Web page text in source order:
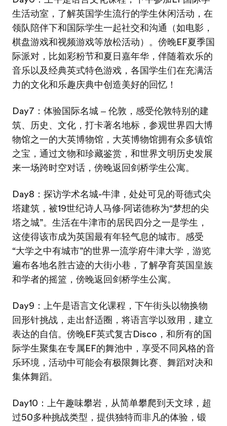
生活动室，了解英国学生流行的学生休闲活动，在
领队陪伴下和国际学生一起社交和沟通（如电影，
棋盘游戏和视频游戏等放松活动）。傍晚EF夏季国
际派对，比如彩粉节和夏日嘉年华，伴随着欢乐的
音乐以及经典英式特色游戏，各国学生们在充满活
力的文化和乐趣庆典中创造美好的回忆！
Day7：体验国际名城 ‒ 伦敦，感受伦敦特别的建
筑、历史、文化，打卡著名地标，参观世界四大博
物馆之一的大英博物馆，大英博物馆拥有众多镇馆
之宝，通过文物和珍藏鉴赏，和世界文明历史发展
来一场跨时空对话，傍晚返回剑桥学生公寓。
Day8：探访学术名城-牛津，处处可见的哥德式尖
塔建筑，被19世纪诗人马修·阿诺德称为“梦想的尖
塔之城”。生活在牛津市的居民四分之一是学生，
这使得该市成为英国最有年轻气息的城市。感受
“大学之中有城市”的世界一流学府牛津大学，游览
遍布各地名胜古迹的大街小巷，了解孕育英国皇族
和学者的摇篮，傍晚返回剑桥学生公寓。
Day9：上午是语言文化课程，下午街头以物换物
回形针挑战，走出舒适圈，将语言学以致用，建立
表达的自信。傍晚EF英式复古Disco，和所有的国
际学生聚集在专属EF的舞池中，享受不同风格的音
乐环境，活动中可能会有极限舞比赛、舞蹈对决和
集体舞蹈。
Day10：上午趣味攀岩，从简单攀爬到天文球，超
过50多种挑战类型，提供独特而非凡的体验，锻